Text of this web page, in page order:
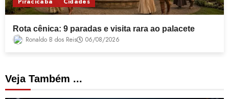
Rota cênica: 9 paradas e visita rara ao palacete
Ronaldo B dos Reis 06/08/2026
Veja Também ...